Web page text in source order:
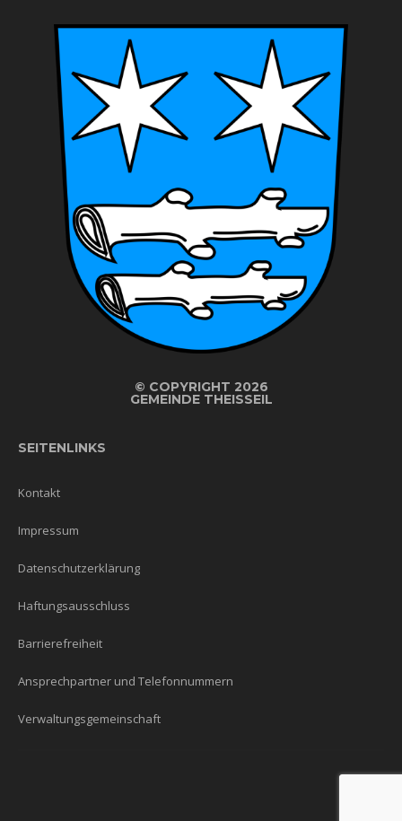
© COPYRIGHT 2026
GEMEINDE THEISSEIL
SEITENLINKS
Kontakt
Impressum
Datenschutzerklärung
Haftungsausschluss
Barrierefreiheit
Ansprechpartner und Telefonnummern
Verwaltungsgemeinschaft